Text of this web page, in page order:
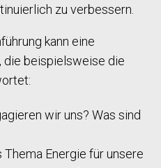
zu verbessern.
kann eine
beispielsweise die
wir uns? Was sind
Thema Energie für unsere